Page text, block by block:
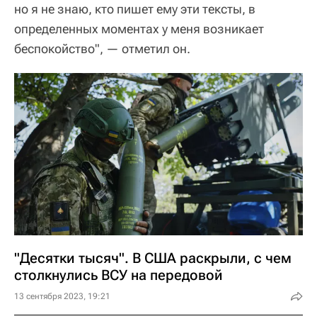
но я не знаю, кто пишет ему эти тексты, в
определенных моментах у меня возникает
беспокойство", — отметил он.
"Десятки тысяч". В США раскрыли, с чем
столкнулись ВСУ на передовой
13 сентября 2023, 19:21